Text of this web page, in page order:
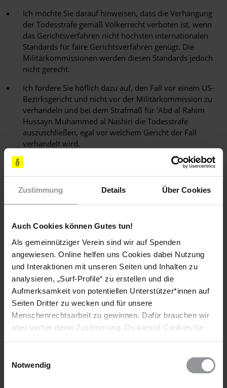
Zustimmung Details Über Cookies
Auch Cookies können Gutes tun!
Als gemeinnütziger Verein sind wir auf Spenden
angewiesen. Online helfen uns Cookies dabei Nutzung
und Interaktionen mit unseren Seiten und Inhalten zu
analysieren, „Surf-Profile“ zu erstellen und die
Aufmerksamkeit von potentiellen Unterstützer*innen auf
Seiten Dritter zu wecken und für unsere
Menschenrechtsarbeit zu gewinnen. Dafür brauchen wir
aber vorher deine Zustimmung. Du kannst Cookies für
wieder ändern. Diesen Banner kannst Du über den Link
Notwendig
Ich möchte Sie darauf hinweisen, dass die Verhängung
der Todesstrafe gemäß Völkerrecht verboten ist, wenn
das Gerichtsverfahren nicht höchsten internationalen
Standards für faire Gerichtsverfahren genügt. Die
Militärkommissionen werden diesen Standards jedoch
nicht gerecht.
Ich fordere Sie höflich dazu auf, den Fall vor einem US-
Bezirksgericht und nicht vor der Militärkommission zu
verhandeln und bei dem Strafmaß für 'Abd al Rahim
Hussayn Muhammed al Nashiri die Todesstrafe
auszuschließen, egal vor welchem Gericht der Fall
verhandelt wird.
Ich möchte weiterhin meine tiefe Besorgnis darüber zum
Rahim Hussayn Muhammed al Nashiri in den letzten
neun Jahren internationale Menschenrechtsnormen
missachtet haben und weise nun um so mehr auf die
bedingungslos einzuhalten.
[APPELLE AN]
PRÄDISENT
President Barrack Obama
The White House, 1600 Pennsylvania
Avenue NW
Washington, DC 20500, USA
(korrekte Anrede: Dear Mr President /
E-Mail: über die Website
http://www.whitehouse.gov/contact/